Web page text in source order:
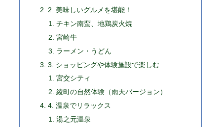
2. 美味しいグルメを堪能！
チキン南蛮、地鶏炭火焼
宮崎牛
ラーメン・うどん
3. ショッピングや体験施設で楽しむ
宮交シティ
綾町の自然体験（雨天バージョン）
4. 温泉でリラックス
湯之元温泉